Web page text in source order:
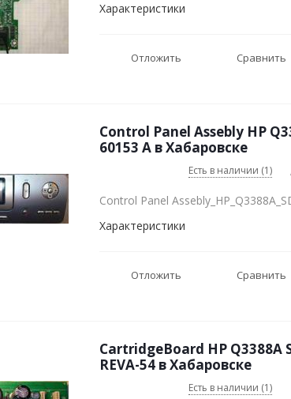
Характеристики
Отложить Сравнить
Control Panel Assebly HP
60153 A в Хабаровске
Есть в наличии (1)
Control Panel
Характеристики
Отложить Сравнить
CartridgeBoard HP Q3388A
REVA-54 в Хабаровске
Есть в наличии (1)